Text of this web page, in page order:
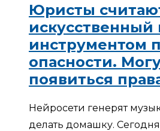
Юристы
инструментом
опасности.
появиться
Нейросети генерят
делать домашку.